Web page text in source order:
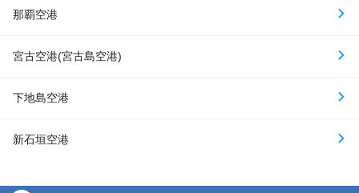
那覇空港
宮古空港(宮古島空港)
下地島空港
新石垣空港